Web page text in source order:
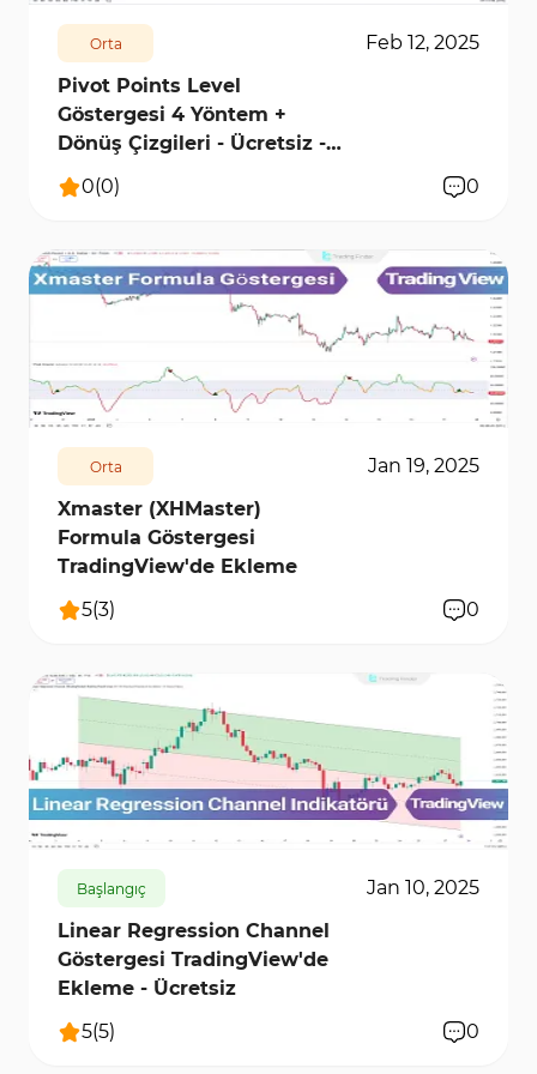
Orta
Feb 12, 2025
Pivot Points Level
Göstergesi 4 Yöntem +
Dönüş Çizgileri - Ücretsiz -
[TFlab]
0(0) 0
1
Orta
Jan 19, 2025
Xmaster (XHMaster)
Formula Göstergesi
TradingView'de Ekleme
5(3) 0
10923 1
Başlangıç
Jan 10, 2025
Linear Regression Channel
Göstergesi TradingView'de
Ekleme - Ücretsiz
5(5) 0